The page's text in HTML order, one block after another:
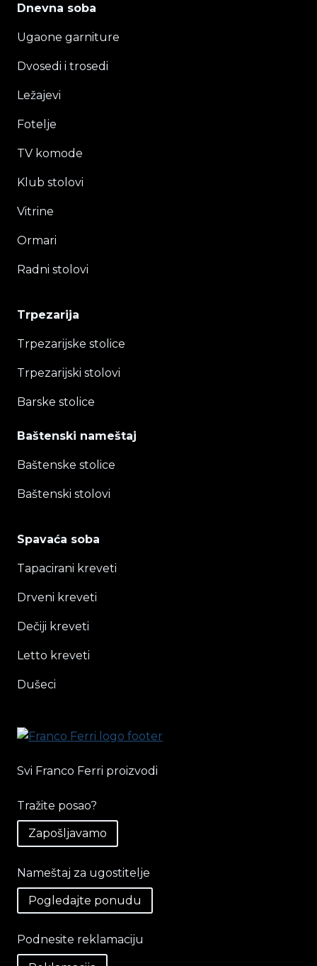
Dnevna soba
Ugaone garniture
Dvosedi i trosedi
Ležajevi
Fotelje
TV komode
Klub stolovi
Vitrine
Ormari
Radni stolovi
Trpezarija
Trpezarijske stolice
Trpezarijski stolovi
Barske stolice
Baštenski nameštaj
Baštenske stolice
Baštenski stolovi
Spavaća soba
Tapacirani kreveti
Drveni kreveti
Dečiji kreveti
Letto kreveti
Dušeci
Svi Franco Ferri proizvodi
Tražite posao?
Zapošljavamo
Nameštaj za ugostitelje
Pogledajte ponudu
Podnesite reklamaciju